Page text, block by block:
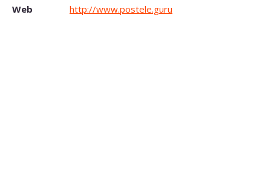
Web
http://www.postele.guru